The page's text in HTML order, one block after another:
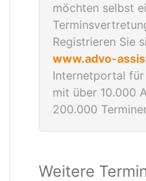
möchten selbst
Registrieren Sie
www.advo-
Internetportal
mit über 10.000
200.000
Weitere